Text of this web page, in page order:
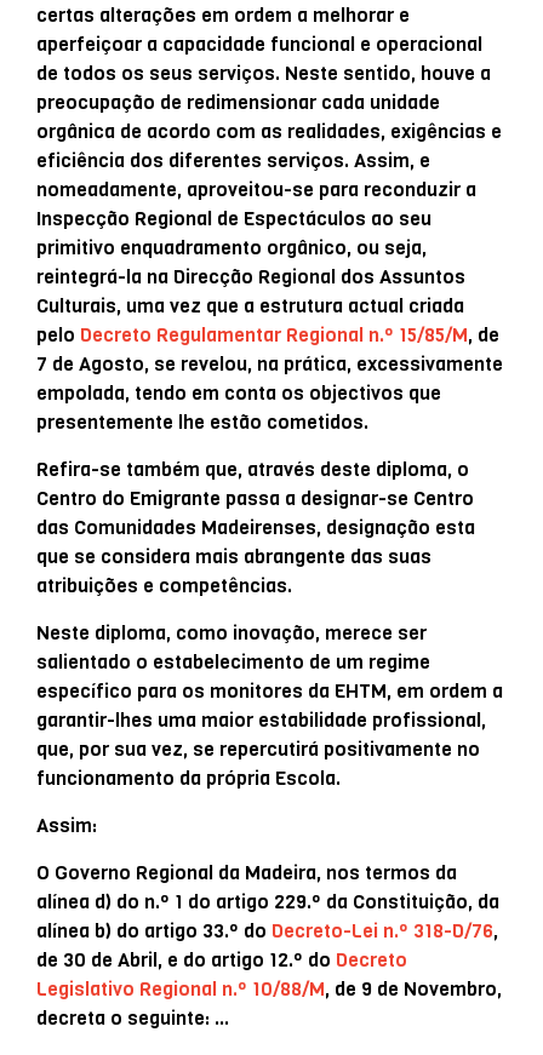
certas alterações em ordem a melhorar e
aperfeiçoar a capacidade funcional e operacional
de todos os seus serviços. Neste sentido, houve a
preocupação de redimensionar cada unidade
orgânica de acordo com as realidades, exigências e
eficiência dos diferentes serviços. Assim, e
nomeadamente, aproveitou-se para reconduzir a
Inspecção Regional de Espectáculos ao seu
primitivo enquadramento orgânico, ou seja,
reintegrá-la na Direcção Regional dos Assuntos
Culturais, uma vez que a estrutura actual criada
pelo Decreto Regulamentar Regional n.º 15/85/M, de
7 de Agosto, se revelou, na prática, excessivamente
empolada, tendo em conta os objectivos que
presentemente lhe estão cometidos.
Refira-se também que, através deste diploma, o
Centro do Emigrante passa a designar-se Centro
das Comunidades Madeirenses, designação esta
que se considera mais abrangente das suas
atribuições e competências.
Neste diploma, como inovação, merece ser
salientado o estabelecimento de um regime
específico para os monitores da EHTM, em ordem a
garantir-lhes uma maior estabilidade profissional,
que, por sua vez, se repercutirá positivamente no
funcionamento da própria Escola.
Assim:
O Governo Regional da Madeira, nos termos da
alínea d) do n.º 1 do artigo 229.º da Constituição, da
alínea b) do artigo 33.º do Decreto-Lei n.º 318-D/76,
de 30 de Abril, e do artigo 12.º do Decreto
Legislativo Regional n.º 10/88/M, de 9 de Novembro,
decreta o seguinte: …